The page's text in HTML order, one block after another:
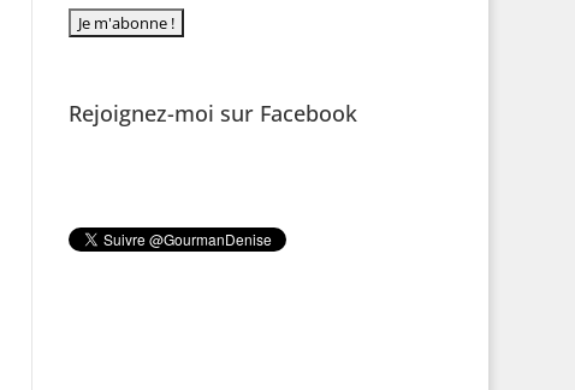
Rejoignez-moi sur Facebook